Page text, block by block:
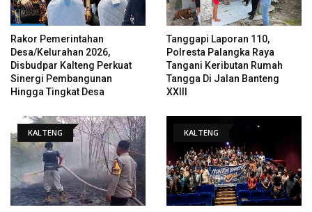
Rakor Pemerintahan
Desa/Kelurahan 2026,
Disbudpar Kalteng Perkuat
Sinergi Pembangunan
Hingga Tingkat Desa
Tanggapi Laporan 110,
Polresta Palangka Raya
Tangani Keributan Rumah
Tangga Di Jalan Banteng
XXIII
KALTENG KALTENG